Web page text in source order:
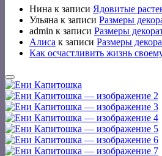
Нина к записи Ядовитые
Ульяна к записи Размеры
admin к записи Размеры
Алиса к записи Размеры
Как осчастливить жизнь